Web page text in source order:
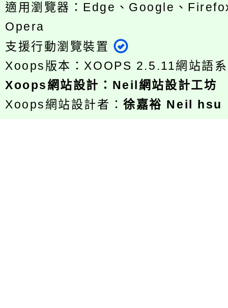
適用瀏覽器：Edge、Google、
Opera
支援行動瀏覽裝置
Xoops版本： XOOPS 2.5.11網站語
Xoops網站設計 ： Neil網站設計工坊
Xoops網站設計者：徐嘉裕 Neil hsu